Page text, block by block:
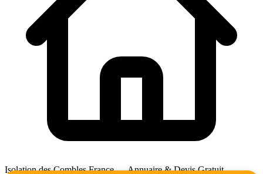
Isolation des Combles France — Annuaire & Devis Gratuit